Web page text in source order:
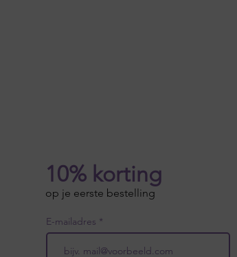
10% korting
op je eerste bestelling
E-mailadres